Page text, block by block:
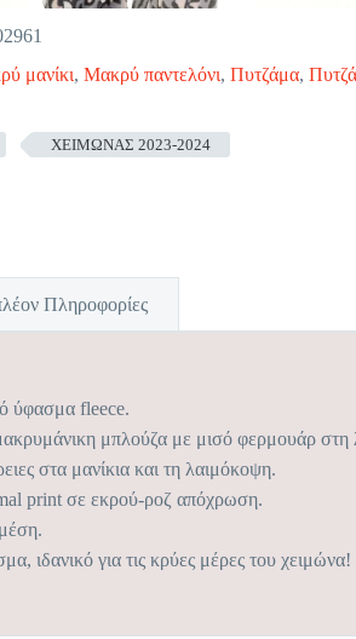
μανίκι, Μακρύ παντελόνι, Πυτζάμα,
ΧΕΙΜΩΝΑΣ 2023-2024
Πληροφορίες
ύφασμα fleece.
μπλούζα με μισό φερμουάρ
στα μανίκια και τη λαιμόκοψη.
print σε εκρού-ροζ απόχρωση.
ιδανικό για τις κρύες μέρες του χειμώνα!